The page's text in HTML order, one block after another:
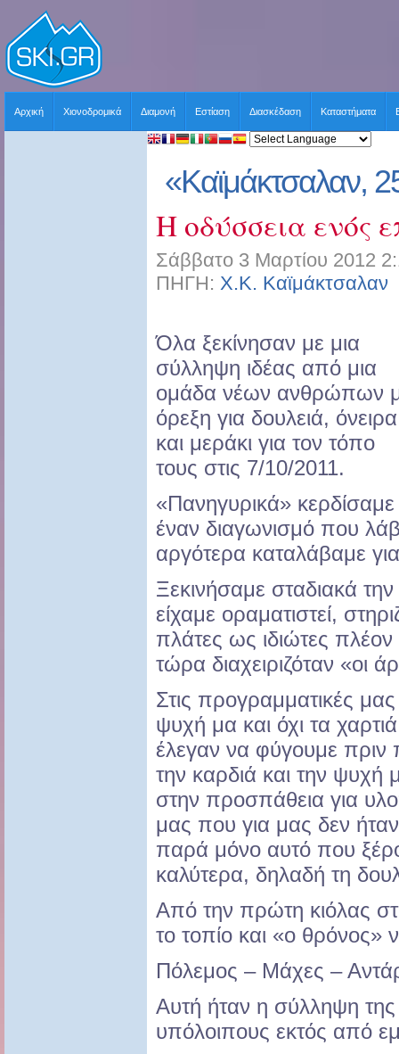
Αρχική Χιονοδρομικά Διαμονή Εστίαση Διασκέδαση Καταστήματα
«Καϊμάκτσαλαν,
Η οδύσσεια ενός
Σάββατο 3 Μαρτίου 2012
ΠΗΓΗ: Χ.Κ. Καϊμάκτσαλαν
Όλα ξεκίνησαν με μια
σύλληψη ιδέας από μια
ομάδα νέων ανθρώπων
όρεξη για δουλειά, όνειρα
και μεράκι για τον τόπο
τους στις 7/10/2011.
«Πανηγυρικά» κερδίσαμε
έναν διαγωνισμό που
αργότερα καταλάβαμε
Ξεκινήσαμε σταδιακά
είχαμε οραματιστεί,
πλάτες ως ιδιώτες
τώρα διαχειριζόταν «οι
Στις προγραμματικές
ψυχή μα και όχι τα
έλεγαν να φύγουμε
την καρδιά και την
στην προσπάθεια για
μας που για μας δεν
παρά μόνο αυτό που
καλύτερα, δηλαδή τη
Από την πρώτη κιόλας
το τοπίο και «ο θρόνος»
Πόλεμος – Μάχες –
Αυτή ήταν η σύλληψη της
υπόλοιπους εκτός από